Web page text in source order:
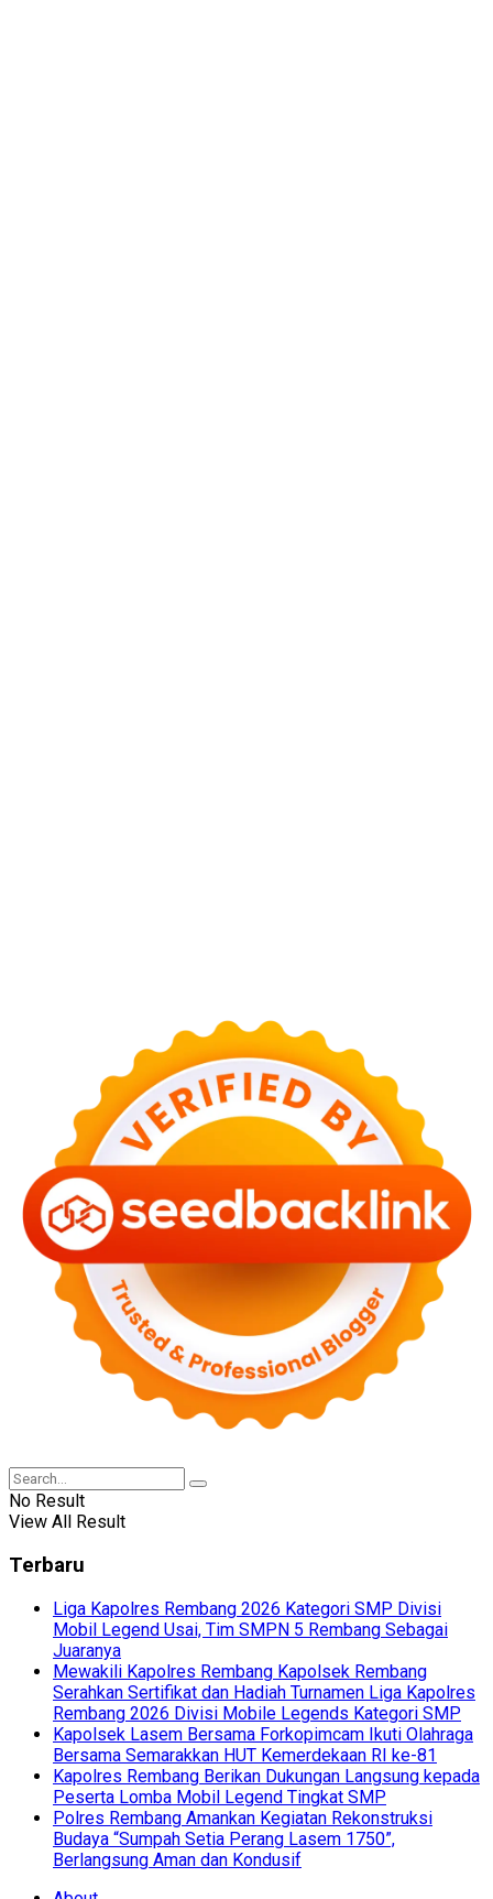
No Result
View All Result
Terbaru
Liga Kapolres Rembang 2026 Kategori SMP Divisi
Mobil Legend Usai, Tim SMPN 5 Rembang Sebagai
Juaranya
Mewakili Kapolres Rembang Kapolsek Rembang
Serahkan Sertifikat dan Hadiah Turnamen Liga Kapolres
Rembang 2026 Divisi Mobile Legends Kategori SMP
Kapolsek Lasem Bersama Forkopimcam Ikuti Olahraga
Bersama Semarakkan HUT Kemerdekaan RI ke-81
Kapolres Rembang Berikan Dukungan Langsung kepada
Peserta Lomba Mobil Legend Tingkat SMP
Polres Rembang Amankan Kegiatan Rekonstruksi
Budaya “Sumpah Setia Perang Lasem 1750”,
Berlangsung Aman dan Kondusif